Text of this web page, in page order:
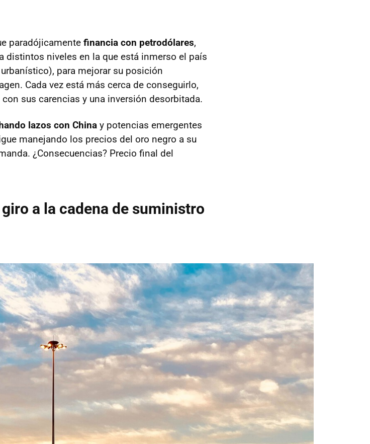
paradójicamente financia con petrodólares,
distintos niveles en la que está inmerso el país
para mejorar su posición
Cada vez está más cerca de conseguirlo,
sus carencias y una inversión desorbitada.
lazos con China y potencias emergentes
manejando los precios del oro negro a su
¿Consecuencias? Precio final del
a la cadena de suministro